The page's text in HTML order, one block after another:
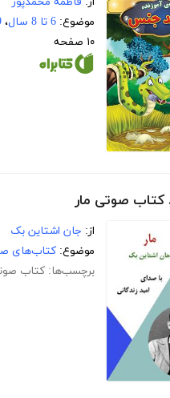
موضوع: 6 تا 8 سال ، 9
۱۰ صفحه
کتاب صوتی مار
از: جان اشتاین بک
موضوع: کتاب‌های
برچسب‌ها: کتاب